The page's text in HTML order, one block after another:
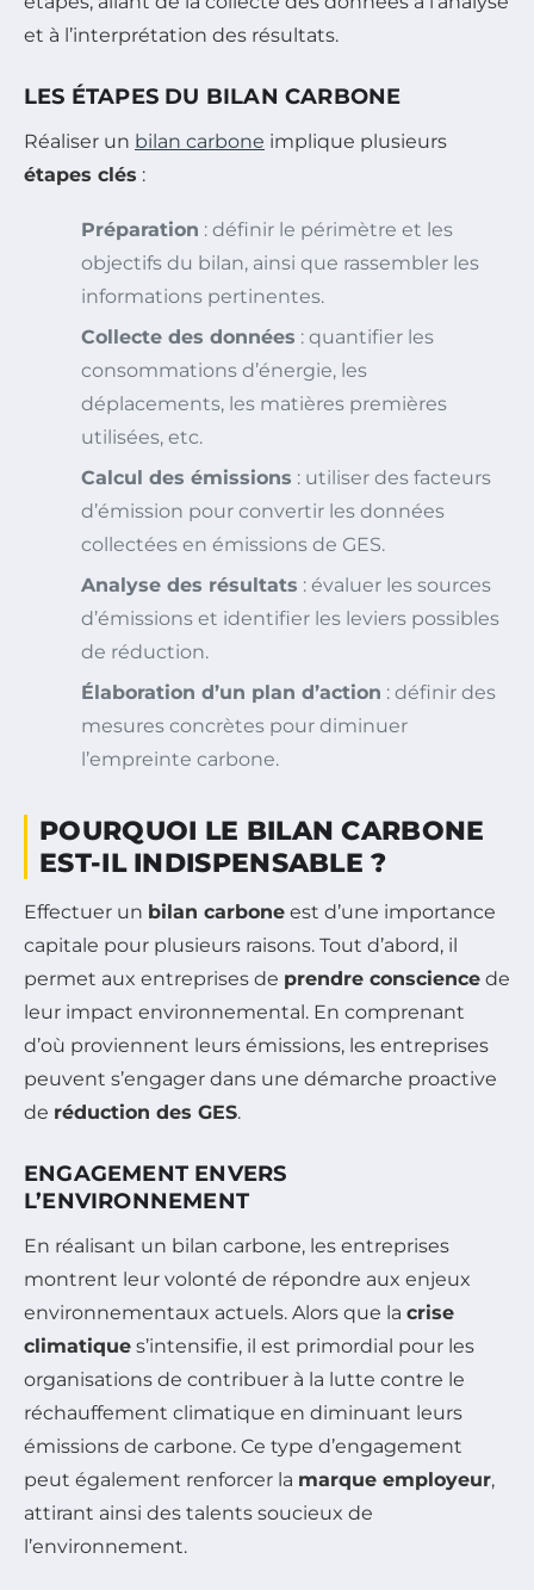
et à l’interprétation des résultats.
LES ÉTAPES DU BILAN CARBONE
Réaliser un bilan carbone implique plusieurs
étapes clés :
Préparation : définir le périmètre et les
objectifs du bilan, ainsi que rassembler les
informations pertinentes.
Collecte des données : quantifier les
consommations d’énergie, les
déplacements, les matières premières
utilisées, etc.
Calcul des émissions : utiliser des facteurs
d’émission pour convertir les données
collectées en émissions de GES.
Analyse des résultats : évaluer les sources
d’émissions et identifier les leviers possibles
de réduction.
Élaboration d’un plan d’action : définir des
mesures concrètes pour diminuer
l’empreinte carbone.
POURQUOI LE BILAN CARBONE
EST-IL INDISPENSABLE ?
Effectuer un bilan carbone est d’une importance
capitale pour plusieurs raisons. Tout d’abord, il
permet aux entreprises de prendre conscience de
leur impact environnemental. En comprenant
d’où proviennent leurs émissions, les entreprises
peuvent s’engager dans une démarche proactive
de réduction des GES.
ENGAGEMENT ENVERS
L’ENVIRONNEMENT
En réalisant un bilan carbone, les entreprises
montrent leur volonté de répondre aux enjeux
environnementaux actuels. Alors que la crise
climatique s’intensifie, il est primordial pour les
organisations de contribuer à la lutte contre le
réchauffement climatique en diminuant leurs
émissions de carbone. Ce type d’engagement
peut également renforcer la marque employeur,
attirant ainsi des talents soucieux de
l’environnement.